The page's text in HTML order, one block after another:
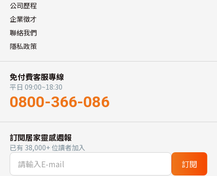
公司歷程
企業徵才
聯絡我們
隱私政策
免付費客服專線
平日 09:00~18:30
0800-366-086
訂閱居家靈感週報
已有 38,000+ 位讀者加入
訂閱